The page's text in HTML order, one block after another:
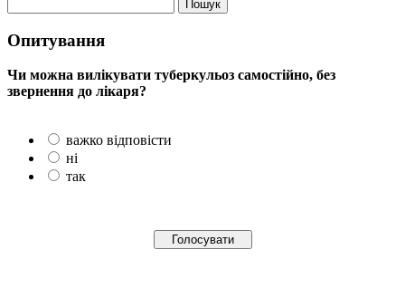
Опитування
Чи можна вилікувати туберкульоз самостійно, без
звернення до лікаря?
важко відповісти
ні
так